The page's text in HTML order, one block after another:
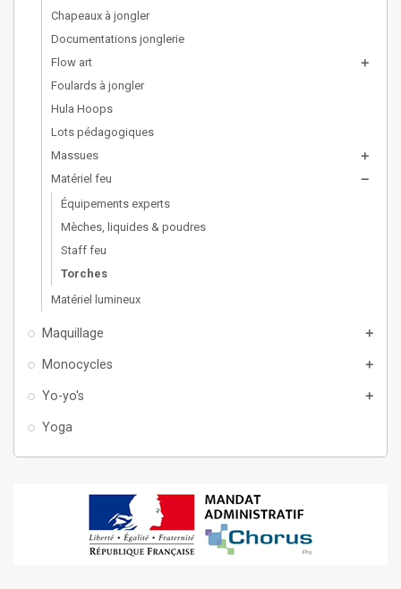
Chapeaux à jongler
Documentations jonglerie
Flow art
add
Foulards à jongler
Hula Hoops
Lots pédagogiques
Massues
add
Matériel feu remove
Équipements experts
Mèches, liquides & poudres
Staff feu
Torches
Matériel lumineux
Maquillage add
Monocycles add
Yo-yo's add
Yoga